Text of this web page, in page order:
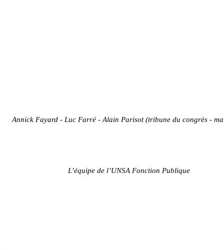
Annick Fayard - Luc Farré - Alain Parisot (tribune du congrès -
L’équipe de l’UNSA Fonction Publique